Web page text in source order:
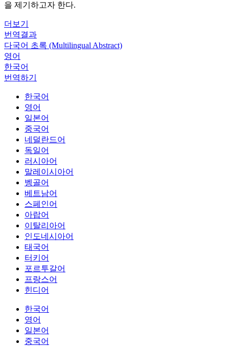
을 제기하고자 한다.
더보기
번역결과
다국어 초록 (Multilingual Abstract)
영어
한국어
번역하기
한국어
영어
일본어
중국어
네덜란드어
독일어
러시아어
말레이시아어
벵골어
베트남어
스페인어
아랍어
이탈리아어
인도네시아어
태국어
터키어
포르투갈어
프랑스어
힌디어
한국어
영어
일본어
중국어